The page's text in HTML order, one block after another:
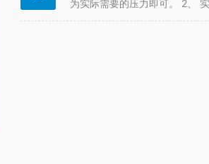
为实际需要的压力即可。 2、